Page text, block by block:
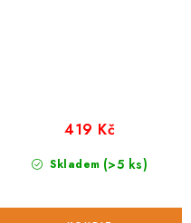
Skladem (>5 ks)
419 Kč